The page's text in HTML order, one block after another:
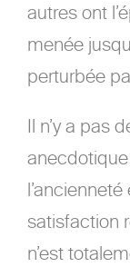
autres ont
menée
perturbée
Il n’y a pas
satisfaction
n’est